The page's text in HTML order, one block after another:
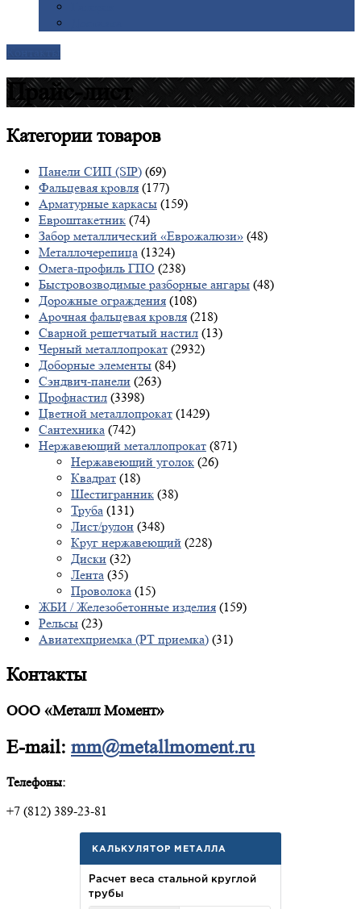
Прайс-лист
Категориитоваров
Панели СИП (SIP) (69)
Фальцевая кровля (177)
Арматурные каркасы (159)
Евроштакетник (74)
Забор металлический «Еврожалюзи» (48)
Металлочерепица (1324)
Омега-профиль ГПО (238)
Быстровозводимые разборные ангары (48)
Дорожные ограждения (108)
Арочная фальцевая кровля (218)
Сварной решетчатый настил (13)
Черный металлопрокат (2932)
Доборные элементы (84)
Сэндвич-панели (263)
Профнастил (3398)
Цветной металлопрокат (1429)
Сантехника (742)
Нержавеющий металлопрокат (871)
Нержавеющий уголок (26)
Квадрат (18)
Шестигранник (38)
Труба (131)
Лист/рулон (348)
Круг нержавеющий (228)
Диски (32)
Лента (35)
Проволока (15)
ЖБИ / Железобетонные изделия (159)
Рельсы (23)
Авиатехприемка (РТ приемка) (31)
Контакты
ООО «Металл Момент»
E-mail: mm@metallmoment.ru
Телефоны:
+7 (812) 389-23-81